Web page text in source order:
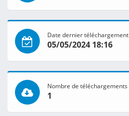
Date dernier téléchargement
05/05/2024 18:16
Nombre de téléchargements
1